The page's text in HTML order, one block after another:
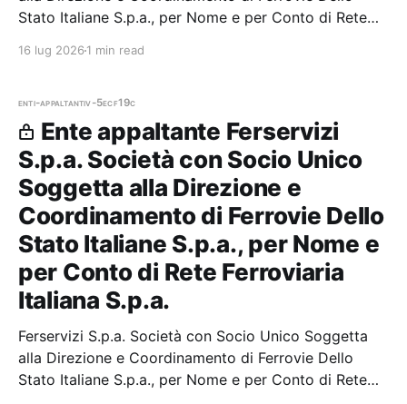
Stato Italiane S.p.a., per Nome e per Conto di Rete
partecipazioni.
16 lug 2026 1 min read
enti-appaltantiv-5ecf19c
Ente appaltante Ferservizi
S.p.a. Società con Socio Unico
Soggetta alla Direzione e
Coordinamento di Ferrovie Dello
Stato Italiane S.p.a., per Nome e
per Conto di Rete Ferroviaria
Italiana S.p.a.
Ferservizi S.p.a. Società con Socio Unico Soggetta
alla Direzione e Coordinamento di Ferrovie Dello
Stato Italiane S.p.a., per Nome e per Conto di Rete